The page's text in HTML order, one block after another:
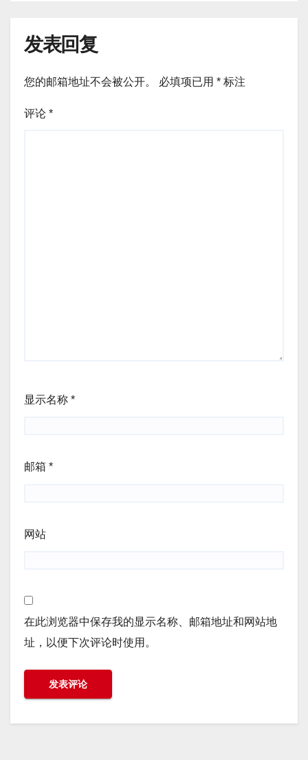
发表回复
您的邮箱地址不会被公开。 必填项已用 * 标注
评论 *
显示名称 *
邮箱 *
网站
在此浏览器中保存我的显示名称、邮箱地址和网站地
址，以便下次评论时使用。